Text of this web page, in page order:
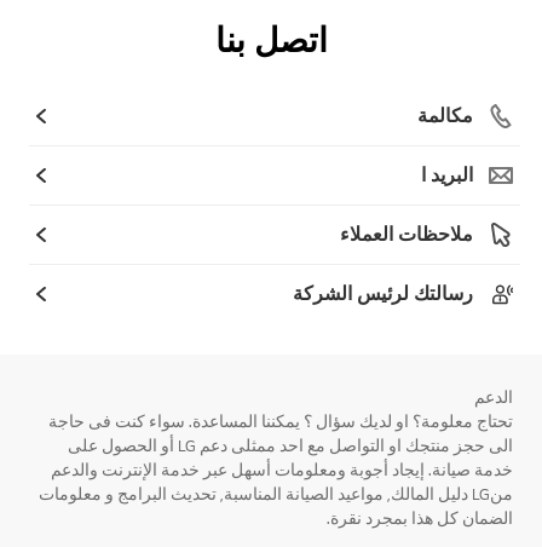
اتصل بنا
مكالمة
البريد ا
ملاحظات العملاء
رسالتك لرئيس الشركة
الدعم
تحتاج معلومة؟ او لديك سؤال ؟ يمكننا المساعدة. سواء كنت فى حاجة
الى حجز منتجك او التواصل مع احد ممثلى دعم LG أو الحصول على
خدمة صيانة. إيجاد أجوبة ومعلومات أسهل عبر خدمة الإنترنت والدعم
منLG دليل المالك, مواعيد الصيانة المناسبة, تحديث البرامج و معلومات
الضمان كل هذا بمجرد نقرة.